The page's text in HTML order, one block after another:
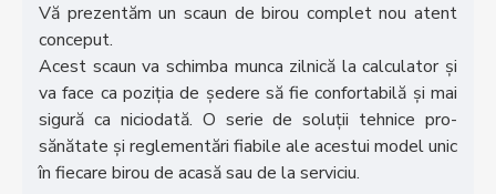
Vă prezentăm un scaun de birou complet nou atent
conceput.
Acest scaun va schimba munca zilnică la calculator și
va face ca poziția de ședere să fie confortabilă și mai
sigură ca niciodată. O serie de soluții tehnice pro-
sănătate și reglementări fiabile ale acestui model unic
în fiecare birou de acasă sau de la serviciu.